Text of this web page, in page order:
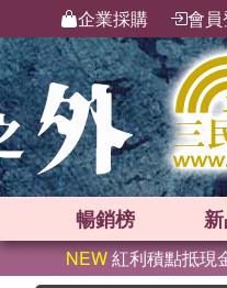
企業採購 會員
暢銷榜
NEW紅利積點抵現